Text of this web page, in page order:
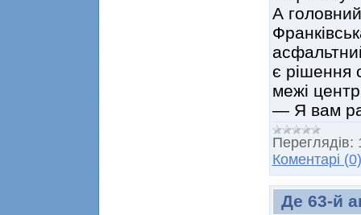
А
є рішення
межі
— Я вам
Переглядів:
Коментарі (0)
Де 63-й